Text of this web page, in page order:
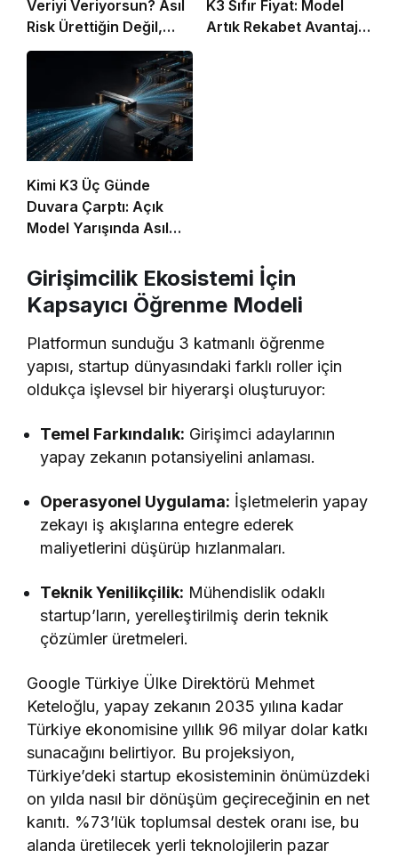
Veriyi Veriyorsun? Asıl
Risk Ürettiğin Değil,
Verdiğin Veride
K3 Sıfır Fiyat: Model
Artık Rekabet Avantajın
Kimi K3 Üç Günde
Duvara Çarptı: Açık
Model Yarışında Asıl
Dağıtım
Girişimcilik Ekosistemi İçin
Kapsayıcı Öğrenme Modeli
Platformun sunduğu 3 katmanlı öğrenme
yapısı, startup dünyasındaki farklı roller için
oldukça işlevsel bir hiyerarşi oluşturuyor:
Temel Farkındalık: Girişimci adaylarının
yapay zekanın potansiyelini anlaması.
Operasyonel Uygulama: İşletmelerin yapay
zekayı iş akışlarına entegre ederek
maliyetlerini düşürüp hızlanmaları.
Teknik Yenilikçilik: Mühendislik odaklı
startup’ların, yerelleştirilmiş derin teknik
çözümler üretmeleri.
Google Türkiye Ülke Direktörü Mehmet
Keteloğlu, yapay zekanın 2035 yılına kadar
Türkiye ekonomisine yıllık 96 milyar dolar katkı
sunacağını belirtiyor. Bu projeksiyon,
Türkiye’deki startup ekosisteminin önümüzdeki
on yılda nasıl bir dönüşüm geçireceğinin en net
kanıtı. %73’lük toplumsal destek oranı ise, bu
alanda üretilecek yerli teknolojilerin pazar